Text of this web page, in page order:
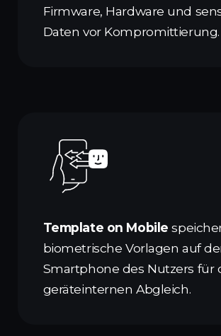
Firmware, Hardware und
Daten vor Kompromittierung.
Template on Mobile
biometrische Vorlagen auf
Smartphone des Nutzers für
geräteinternen Abgleich.